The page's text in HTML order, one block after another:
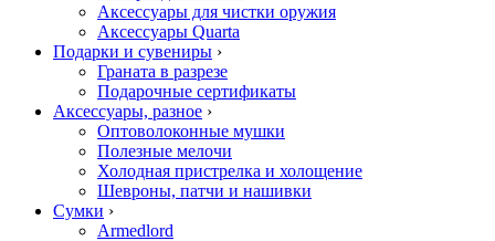
Аксессуары для чистки оружия
Аксессуары Quarta
Подарки и сувениры ›
Граната в разрезе
Подарочные сертификаты
Аксессуары, разное ›
Оптоволоконные мушки
Полезные мелочи
Холодная пристрелка и холощение
Шевроны, патчи и нашивки
Сумки ›
Armedlord